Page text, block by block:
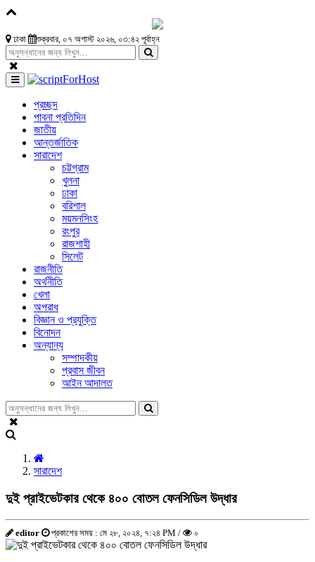
ঢাকা শুক্রবার, ০৭ অগাস্ট ২০২৬, ০৩:৪২ পূর্বাহ্ন
প্রচ্ছদ
পাবনা প্রতিদিন
জাতীয়
আন্তর্জাতিক
সারাদেশ
চট্টগ্রাম
খুলনা
ঢাকা
বরিশাল
ময়মনসিংহ
রংপুর
রাজশাহী
সিলেট
রাজনীতি
অর্থনীতি
খেলা
অপরাধ
বিজ্ঞান ও প্রযুক্তি
বিনোদন
অন্যান্য
সম্পাদকীয়
প্রবাস জীবন
আইন আদালত
সারাদেশ
দুই প্রাইভেটকার থেকে ৪০০ বোতল ফেনসিডিল উদ্ধার
editor প্রকাশের সময় : মে ২৮, ২০২৪, ৭:২৪ PM / ০